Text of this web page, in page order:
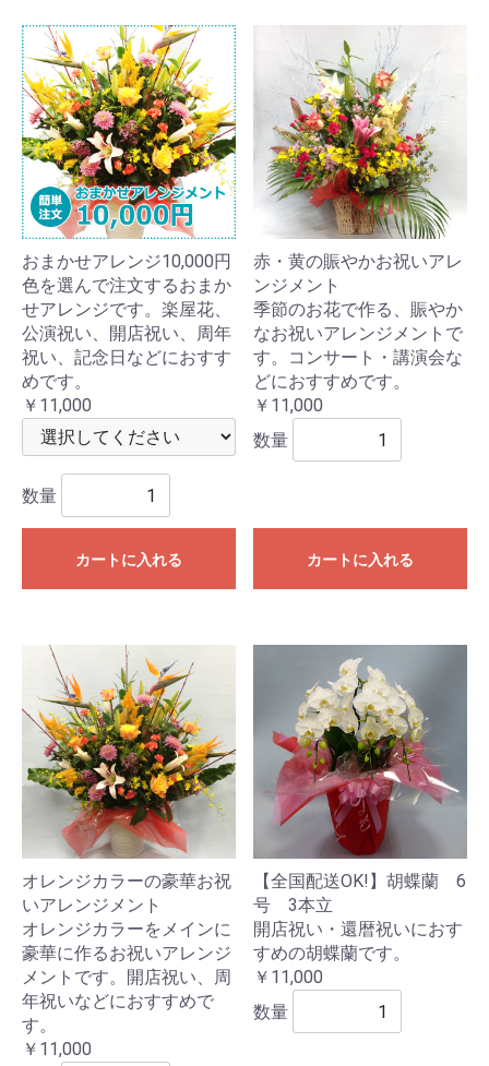
おまかせアレンジ10,000円
色を選んで注文するおまか
せアレンジです。楽屋花、
公演祝い、開店祝い、周年
祝い、記念日などにおすす
めです。
￥11,000
数量
カートに入れる
赤・黄の賑やかお祝いアレ
ンジメント
季節のお花で作る、賑やか
なお祝いアレンジメントで
す。コンサート・講演会な
どにおすすめです。
￥11,000
数量
カートに入れる
オレンジカラーの豪華お祝
いアレンジメント
オレンジカラーをメインに
豪華に作るお祝いアレンジ
メントです。開店祝い、周
年祝いなどにおすすめで
す。
￥11,000
【全国配送OK!】胡蝶蘭 6
号 3本立
開店祝い・還暦祝いにおす
すめの胡蝶蘭です。
￥11,000
数量